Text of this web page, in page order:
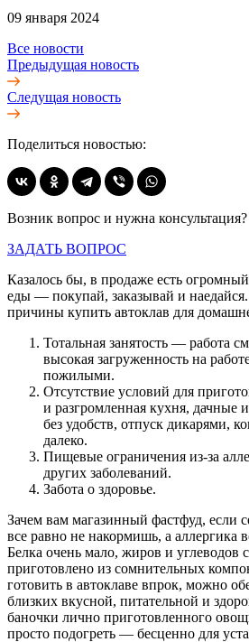
09 января 2024
Все новости
Предыдущая новость
Следущая новость
Поделиться новостью:
Возник вопрос и нужна консультация?
ЗАДАТЬ ВОПРОС
Казалось бы, в продаже есть
еды — покупай, заказывай и
причины купить автоклав для
Тотальная занятость — работа
высокая загруженность на
пожилыми.
Отсутствие условий для
и разгромленная кухня, дачные
без удобств, отпуск дикарями,
далеко.
Пищевые ограничения из-за
других заболеваний.
Забота о здоровье.
Зачем вам магазинный фастфуд, если
все равно не накормишь, а аллергика
Белка очень мало, жиров и углеводов
приготовлено из сомнительных
готовить в автоклаве впрок, можно
близких вкусной, питательной и
баночки лично приготовленного
просто подогреть — бесценно для